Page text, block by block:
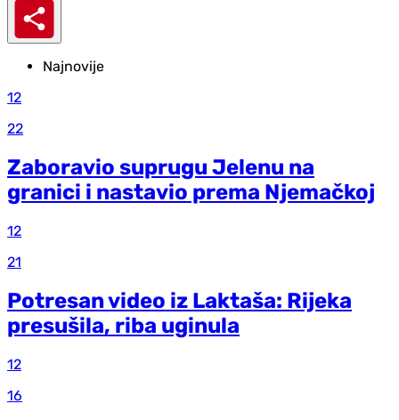
Najnovije
12
22
Zaboravio suprugu Jelenu na
granici i nastavio prema Njemačkoj
12
21
Potresan video iz Laktaša: Rijeka
presušila, riba uginula
12
16